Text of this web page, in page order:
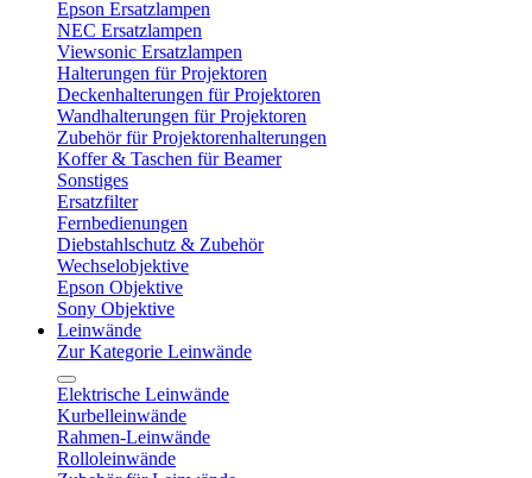
Epson Ersatzlampen
NEC Ersatzlampen
Viewsonic Ersatzlampen
Halterungen für Projektoren
Deckenhalterungen für Projektoren
Wandhalterungen für Projektoren
Zubehör für Projektorenhalterungen
Koffer & Taschen für Beamer
Sonstiges
Ersatzfilter
Fernbedienungen
Diebstahlschutz & Zubehör
Wechselobjektive
Epson Objektive
Sony Objektive
Leinwände
Zur Kategorie Leinwände
Elektrische Leinwände
Kurbelleinwände
Rahmen-Leinwände
Rolloleinwände